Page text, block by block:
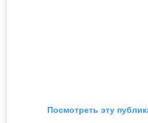
Посмотреть эту